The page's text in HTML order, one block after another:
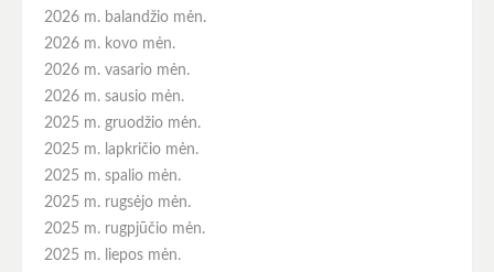
2026 m. balandžio mėn.
2026 m. kovo mėn.
2026 m. vasario mėn.
2026 m. sausio mėn.
2025 m. gruodžio mėn.
2025 m. lapkričio mėn.
2025 m. spalio mėn.
2025 m. rugsėjo mėn.
2025 m. rugpjūčio mėn.
2025 m. liepos mėn.